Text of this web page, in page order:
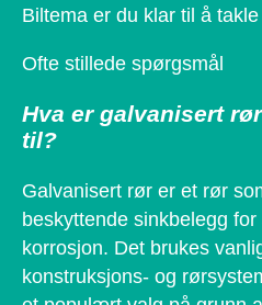
Biltema er du klar til å
Ofte stillede spørgsmål
Hva er galvanisert
til?
Galvanisert rør er et rør
beskyttende sinkbelegg
korrosjon. Det brukes
konstruksjons- og